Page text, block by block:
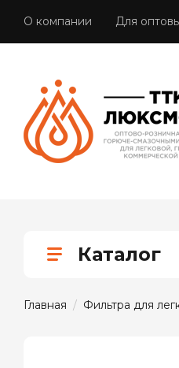
О компании Для
Каталог
Главная / Фильтра для